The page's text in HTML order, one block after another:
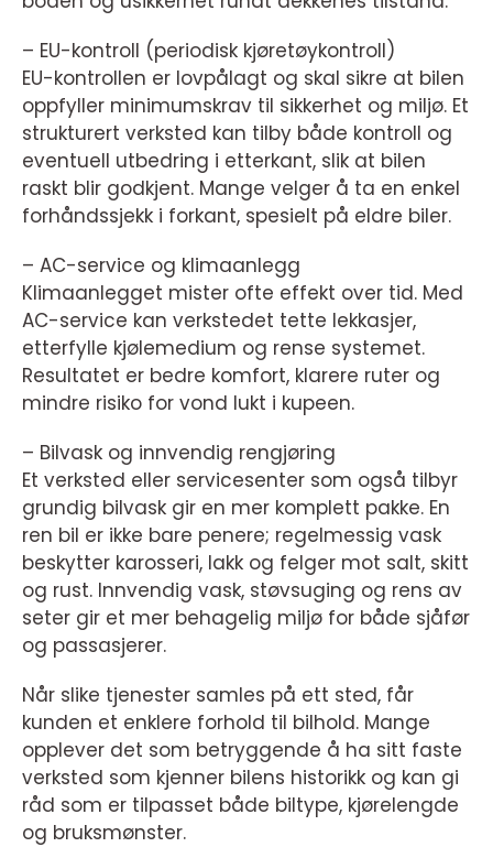
– EU-kontroll (periodisk kjøretøykontroll)
EU-kontrollen er lovpålagt og skal sikre at bilen
oppfyller minimumskrav til sikkerhet og miljø. Et
strukturert verksted kan tilby både kontroll og
eventuell utbedring i etterkant, slik at bilen
raskt blir godkjent. Mange velger å ta en enkel
forhåndssjekk i forkant, spesielt på eldre biler.
– AC-service og klimaanlegg
Klimaanlegget mister ofte effekt over tid. Med
AC-service kan verkstedet tette lekkasjer,
etterfylle kjølemedium og rense systemet.
Resultatet er bedre komfort, klarere ruter og
mindre risiko for vond lukt i kupeen.
– Bilvask og innvendig rengjøring
Et verksted eller servicesenter som også tilbyr
grundig bilvask gir en mer komplett pakke. En
ren bil er ikke bare penere; regelmessig vask
beskytter karosseri, lakk og felger mot salt, skitt
og rust. Innvendig vask, støvsuging og rens av
seter gir et mer behagelig miljø for både sjåfør
og passasjerer.
Når slike tjenester samles på ett sted, får
kunden et enklere forhold til bilhold. Mange
opplever det som betryggende å ha sitt faste
verksted som kjenner bilens historikk og kan gi
råd som er tilpasset både biltype, kjørelengde
og bruksmønster.